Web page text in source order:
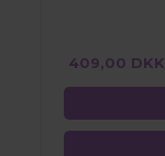
409,00 DKK